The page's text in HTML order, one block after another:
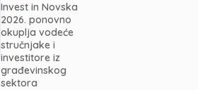
Invest in Novska
2026. ponovno
okuplja vodeće
stručnjake i
investitore iz
građevinskog
sektora